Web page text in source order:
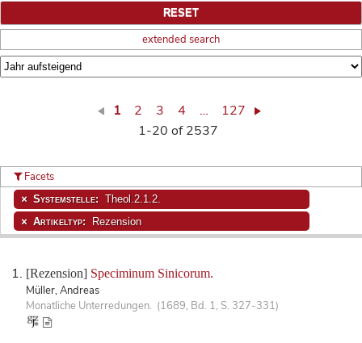
extended search
1 2 3 4 …
127
1-20 of 2537
[Rezension] Speciminum Sinicorum.
Müller, Andreas
Monatliche Unterredungen. (1689, Bd. 1, S. 327-331)
Facets
Systemstelle: Theol.2.1.2.
Artikeltyp: Rezension